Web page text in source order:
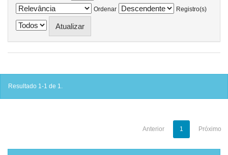
Ordenar
Registro(s)
Resultado 1-1 de 1.
Anterior 1 Próximo